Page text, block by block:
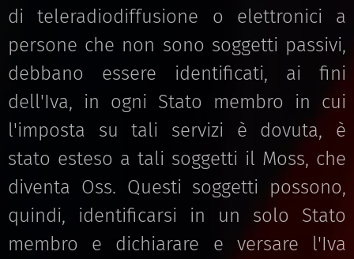
di teleradiodiffusione o elettronici a
persone che non sono soggetti passivi,
debbano essere identificati, ai fini
dell'Iva, in ogni Stato membro in cui
l'imposta su tali servizi è dovuta, è
stato esteso a tali soggetti il Moss, che
diventa Oss. Questi soggetti possono,
quindi, identificarsi in un solo Stato
membro e dichiarare e versare l'Iva